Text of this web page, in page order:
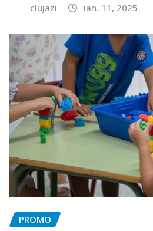
clujazi ian. 11, 2025
PROMO